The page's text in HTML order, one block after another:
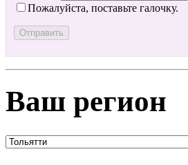
Пожалуйста, поставьте галочку.
Ваш регион